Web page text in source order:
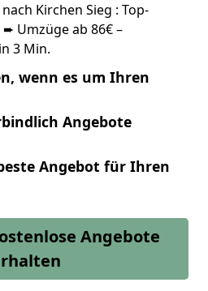
Kirchen Sieg : Top-
Umzüge ab 86€ –
3 Min.
wenn es um Ihren
Angebote
Angebot für Ihren
Angebote